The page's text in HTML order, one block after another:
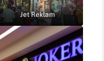
Jet Reklam